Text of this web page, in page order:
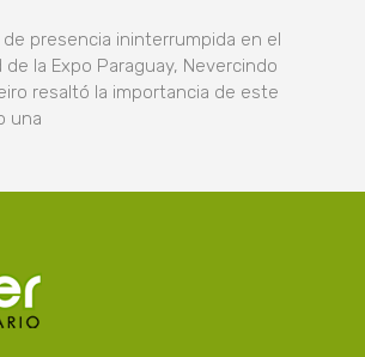
de presencia ininterrumpida en el
la Expo Paraguay, Nevercindo
resaltó la importancia de este
una